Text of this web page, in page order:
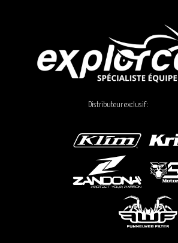
Distributeur exclusif :